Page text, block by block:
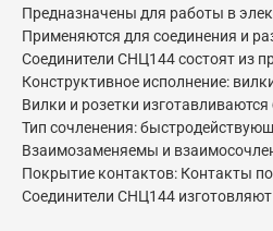
Предназначены для работы в
Применяются для соединения и
Соединители СНЦ144 состоят из
Конструктивное исполнение:
Вилки и розетки
Тип сочленения:
Взаимозаменяемы и
Покрытие контактов: Контакты
Соединители СНЦ144